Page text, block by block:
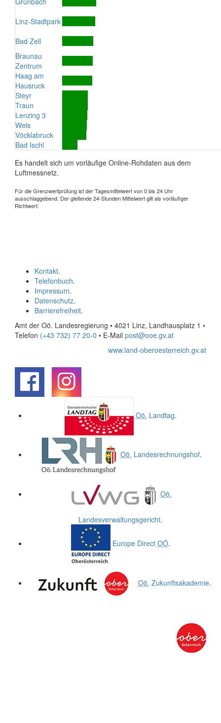
Linz-Stadtpark
Bad Zell
Braunau
Zentrum
Haag am
Hausruck
Steyr
Traun
Lenzing 3
Wels
Vöcklabruck
Bad Ischl
Es handelt sich um vorläufige Online-Rohdaten aus dem
Luftmessnetz.
Für die Grenzwertprüfung ist der Tagesmittelwert von 0 bis 24 Uhr
ausschlaggebend. Der gleitende 24-Stunden Mittelwert gilt als vorläufiger
Richtwert.
Kontakt.
Telefonbuch.
Impressum.
Datenschutz.
Barrierefreiheit.
Amt der Oö. Landesregierung • 4021 Linz, Landhausplatz 1 •
Telefon (+43 732) 77 20-0 • E-Mail post@ooe.gv.at
www.land-oberoesterreich.gv.at
Oö. Landtag.
Oö. Landesrechnungshof.
Oö.
Landesverwaltungsgericht.
Europe Direct OÖ.
Oö. Zukunftsakademie.